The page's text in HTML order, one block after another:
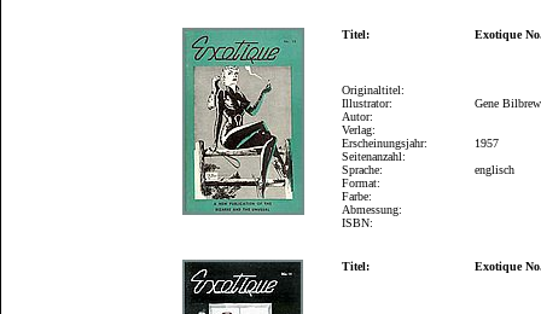
Titel: Exotique
Originaltitel:
Illustrator:
Autor:
Verlag:
Erscheinungsjahr:
Seitenanzahl:
Sprache:
Format:
Farbe:
Abmessung:
ISBN:
Gene Bilbrew
1957
englisch
Titel: Exotique